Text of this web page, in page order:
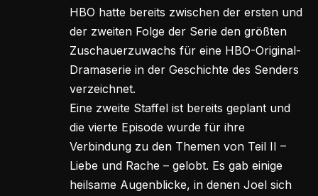
HBO hatte bereits zwischen der ersten und
der zweiten Folge der Serie den größten
Zuschauerzuwachs für eine HBO-Original-
Dramaserie in der Geschichte des Senders
verzeichnet.
Eine zweite Staffel ist bereits geplant und
die vierte Episode wurde für ihre
Verbindung zu den Themen von Teil II –
Liebe und Rache – gelobt. Es gab einige
heilsame Augenblicke, in denen Joel sich